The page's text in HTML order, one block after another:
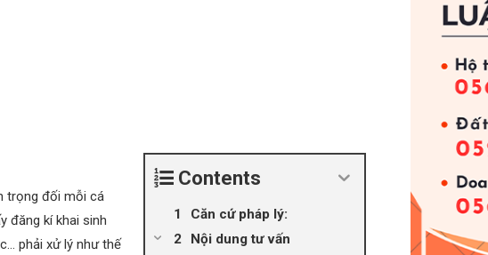
Contents
Căn cứ pháp lý:
Nội dung tư vấn
trọng đối mỗi cá
đăng kí khai sinh
phải xử lý như thế